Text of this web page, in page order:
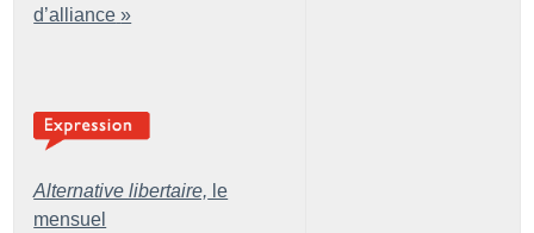
d’alliance »
Alternative libertaire, le
mensuel